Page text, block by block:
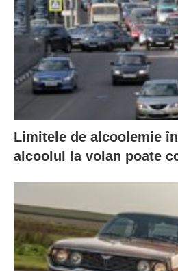
Limitele de alcoolemie
alcoolul la volan poate